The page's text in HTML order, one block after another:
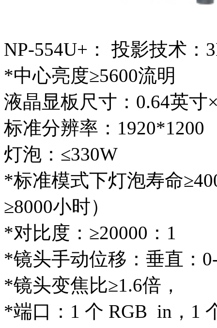
NP-554U+： 投影技术：
*中心亮度≥5600流明
液晶显板尺寸：0.64英寸
标准分辨率：1920*1200
灯泡：≤330W
*标准模式下灯泡寿命
≥8000小时）
*对比度：≥20000：1
*镜头手动位移：垂直：
*镜头变焦比≥1.6倍，
*端口：1 个 RGB in，1